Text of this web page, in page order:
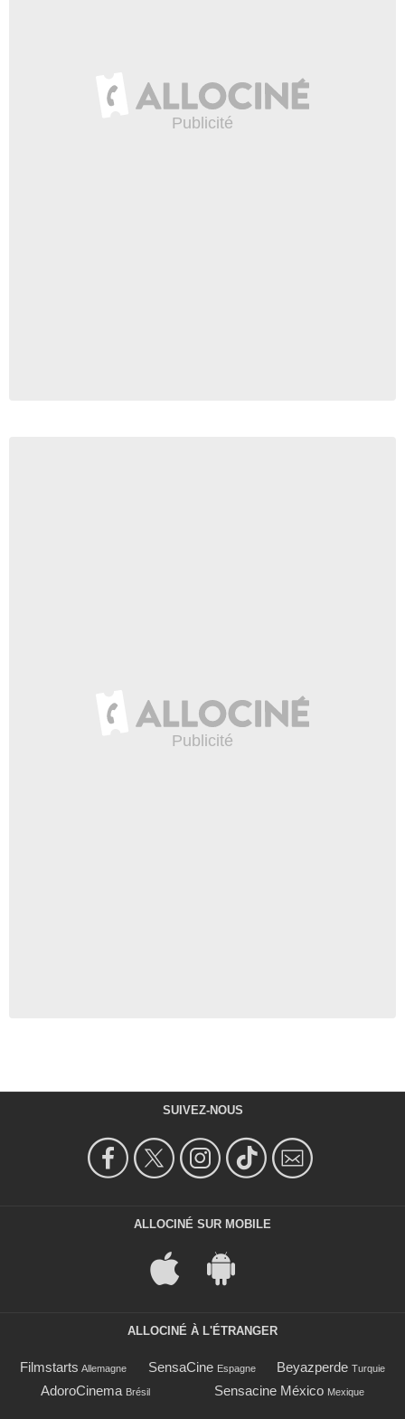
SUIVEZ-NOUS
ALLOCINÉ SUR MOBILE
ALLOCINÉ À L'ÉTRANGER
Filmstarts Allemagne SensaCine Espagne Beyazperde Turquie
AdoroCinema Brésil Sensacine México Mexique